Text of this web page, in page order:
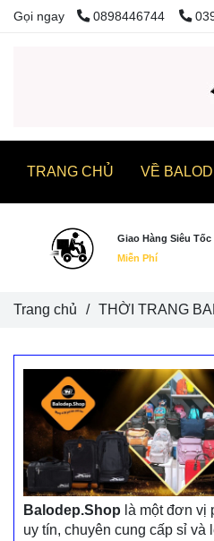
Balodep.Shop là một đơn vị
uy tín, chuyên cung cấp sỉ và
Trang chủ / THỜI TRANG
Gọi ngay 0898446744
TRANG CHỦ VỀ
Giao Hàng Siêu Tốc
Miễn Phí